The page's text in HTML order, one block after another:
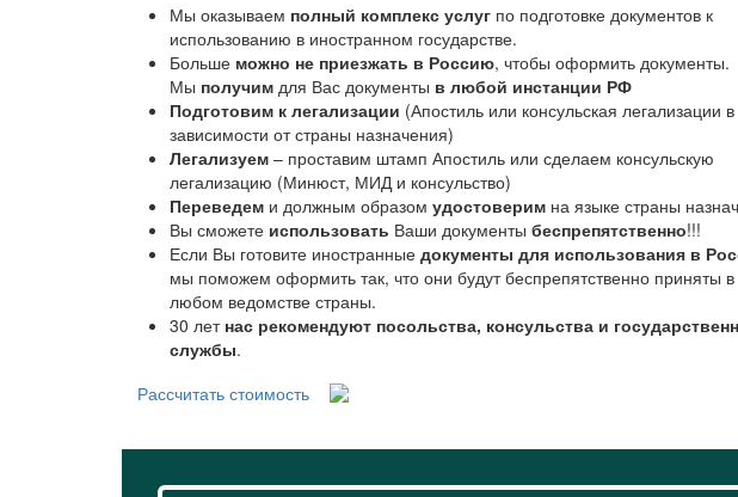
Мы оказываем полный комплекс услуг по подготовке документов к
использованию в иностранном государстве.
Больше можно не приезжать в Россию, чтобы оформить документы.
Мы получим для Вас документы в любой инстанции РФ
Подготовим к легализации (Апостиль или консульская легализации в
зависимости от страны назначения)
Легализуем – проставим штамп Апостиль или сделаем консульскую
легализацию (Минюст, МИД и консульство)
Переведем и должным образом удостоверим на языке страны
Вы сможете использовать Ваши документы беспрепятственно!!!
Если Вы готовите иностранные документы для использования в
мы поможем оформить так, что они будут беспрепятственно приняты в
любом ведомстве страны.
30 лет нас рекомендуют посольства, консульства и
службы.
Рассчитать стоимость